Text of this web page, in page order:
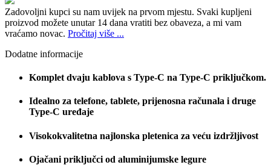
Zadovoljni kupci su nam uvijek na prvom mjestu. Svaki kupljeni
proizvod možete unutar 14 dana vratiti bez obaveza, a mi vam
vraćamo novac. Pročitaj više ...
Dodatne informacije
Komplet dvaju kablova s Type-C na Type-C priključkom.
Idealno za telefone, tablete, prijenosna računala i druge
Type-C uređaje
Visokokvalitetna najlonska pletenica za veću izdržljivost
Ojačani priključci od aluminijumske legure